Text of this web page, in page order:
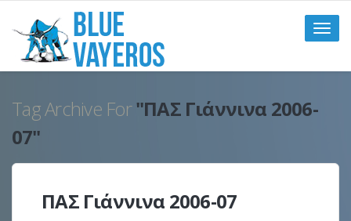
Toggle
Tag Archive For"ΠΑΣ Γιάννινα 2006-
07"
ΠΑΣ Γιάννινα 2006-07